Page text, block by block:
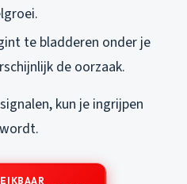
te bladderen onder je
de oorzaak.
kun je ingrijpen